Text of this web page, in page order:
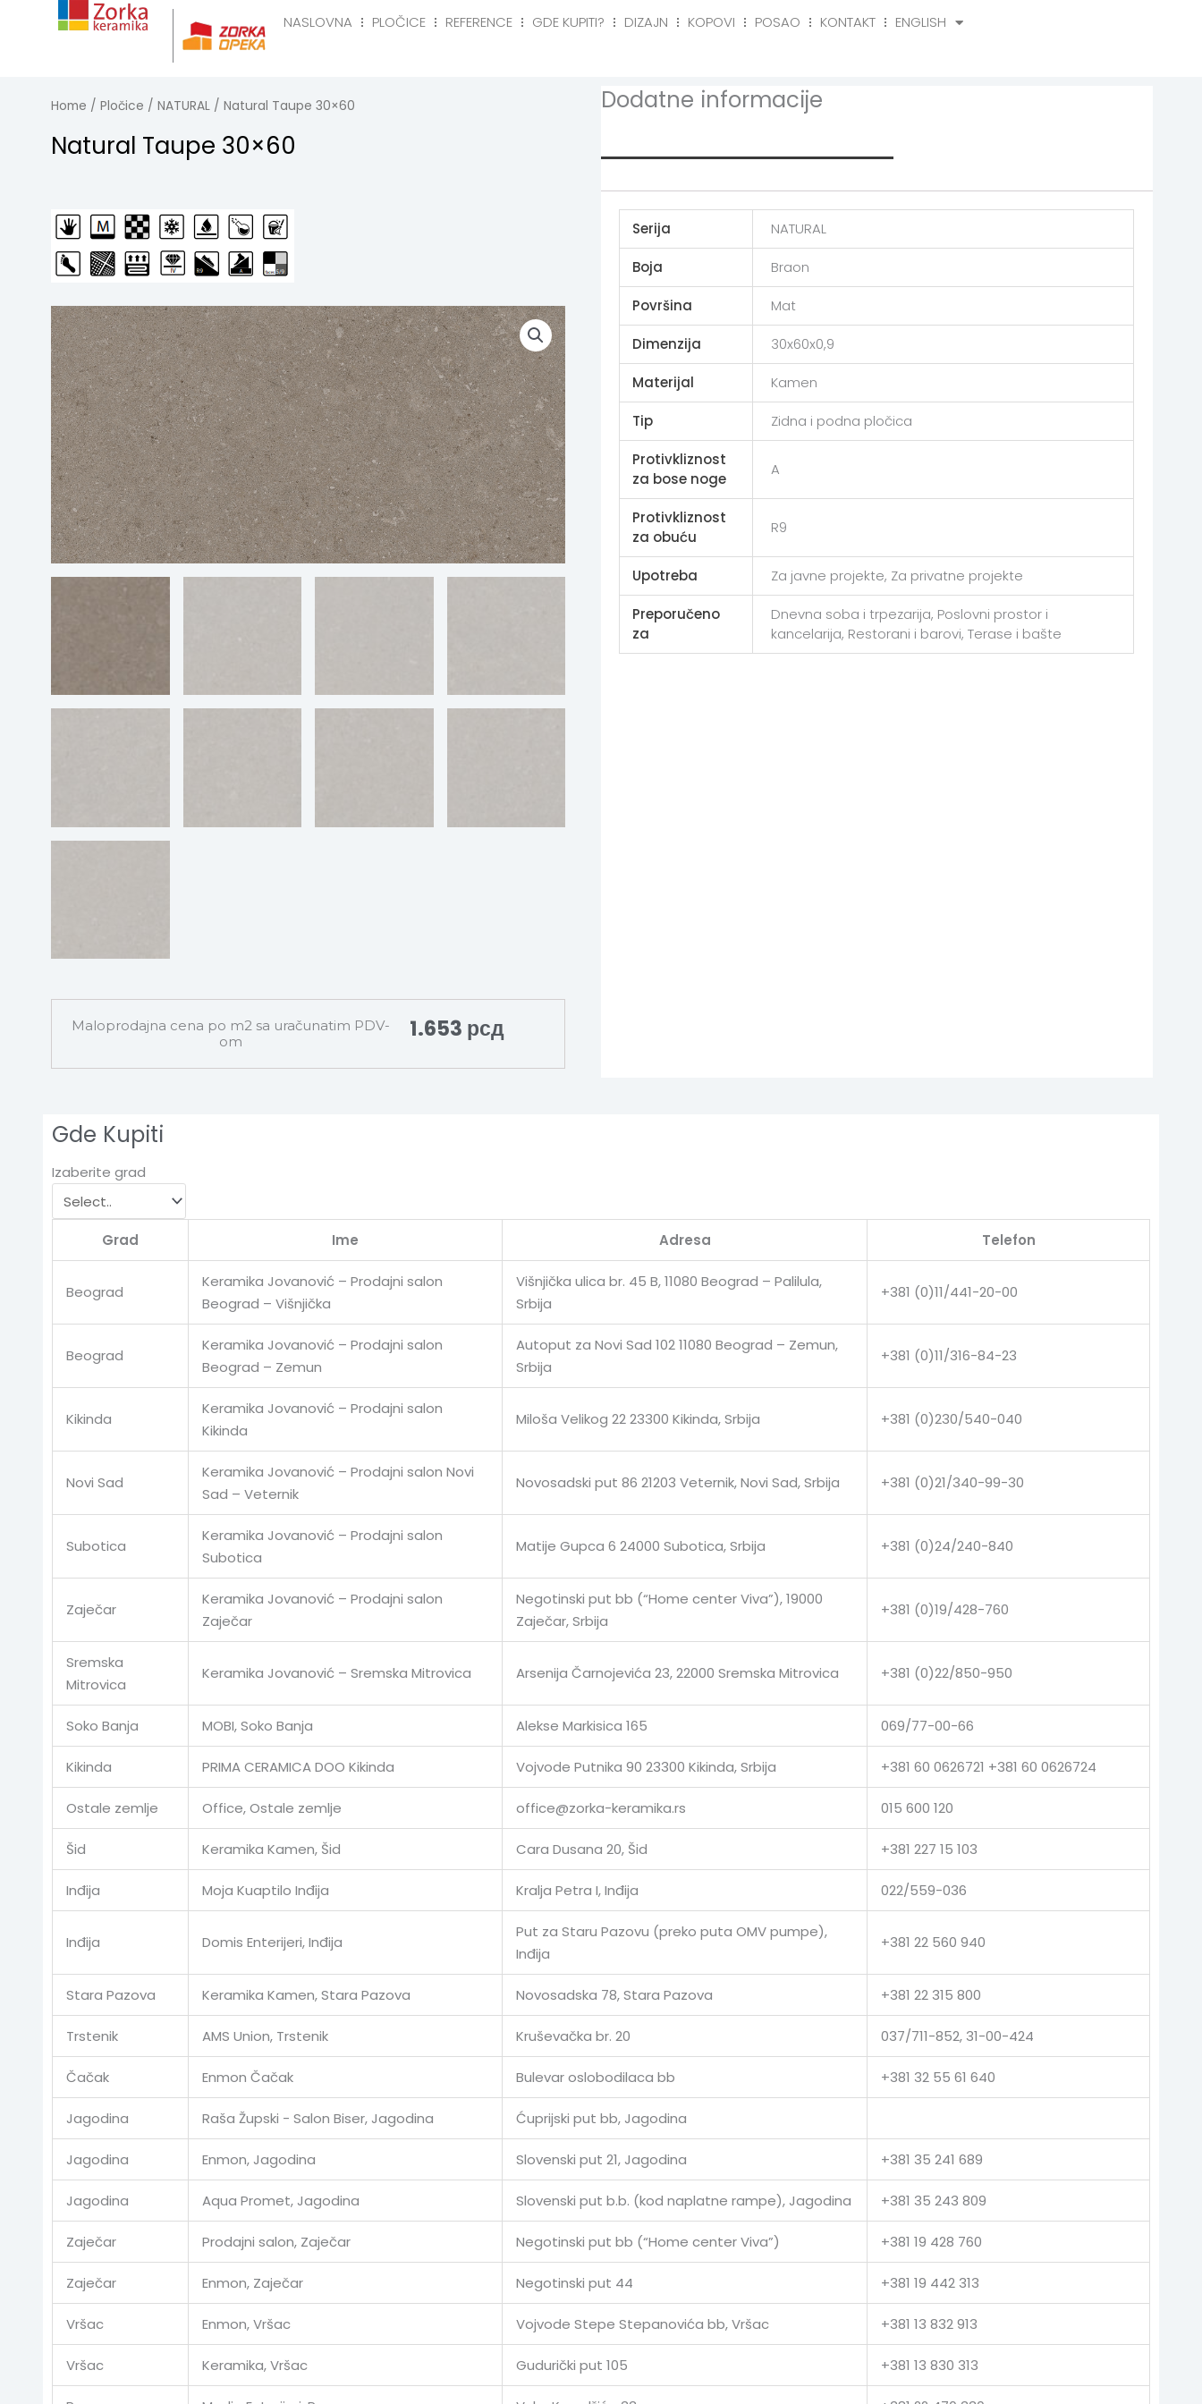
NASLOVNA PLOČICE REFERENCE GDE KUPITI? DIZAJN KOPOVI POSAO KONTAKT
ENGLISH
Naslovna
Home / Pločice / NATURAL / Natural Taupe 30×60
Natural Taupe 30×60
Maloprodajna cena po m2 sa uračunatim PDV-
om
1.653 рсд
Dodatne informacije
Serija NATURAL
Boja Braon
Površina Mat
Dimenzija 30x60x0,9
Materijal Kamen
Tip Zidna i podna pločica
Protivkliznost
za bose noge
A
Protivkliznost
za obuću
R9
Upotreba Za javne projekte, Za privatne projekte
Preporučeno
za
Dnevna soba i trpezarija, Poslovni prostor i
kancelarija, Restorani i barovi, Terase i bašte
Gde Kupiti
Izaberite grad
Grad Ime Adresa Telefon
Beograd
Keramika Jovanović – Prodajni salon
Beograd – Višnjička
Višnjička ulica br. 45 B, 11080 Beograd – Palilula,
Srbija
+381 (0)11/441-20-00
Beograd
Keramika Jovanović – Prodajni salon
Beograd – Zemun
Autoput za Novi Sad 102 11080 Beograd – Zemun,
Srbija
+381 (0)11/316-84-23
Kikinda
Keramika Jovanović – Prodajni salon
Kikinda
Miloša Velikog 22 23300 Kikinda, Srbija +381 (0)230/540-040
Novi Sad
Keramika Jovanović – Prodajni salon Novi
Sad – Veternik
Novosadski put 86 21203 Veternik, Novi Sad, Srbija +381 (0)21/340-99-30
Subotica
Keramika Jovanović – Prodajni salon
Subotica
Matije Gupca 6 24000 Subotica, Srbija +381 (0)24/240-840
Zaječar
Keramika Jovanović – Prodajni salon
Zaječar
Negotinski put bb (“Home center Viva”), 19000
Zaječar, Srbija
+381 (0)19/428-760
Sremska
Mitrovica
Keramika Jovanović – Sremska Mitrovica Arsenija Čarnojevića 23, 22000 Sremska Mitrovica +381 (0)22/850-950
Soko Banja MOBI, Soko Banja Alekse Markisica 165 069/77-00-66
Kikinda PRIMA CERAMICA DOO Kikinda Vojvode Putnika 90 23300 Kikinda, Srbija +381 60 0626721 +381 60 0626724
Ostale zemlje Office, Ostale zemlje office@zorka-keramika.rs 015 600 120
Šid Keramika Kamen, Šid Cara Dusana 20, Šid +381 227 15 103
Inđija Moja Kuaptilo Inđija Kralja Petra I, Inđija 022/559-036
Inđija Domis Enterijeri, Inđija
Put za Staru Pazovu (preko puta OMV pumpe),
Inđija
+381 22 560 940
Stara Pazova Keramika Kamen, Stara Pazova Novosadska 78, Stara Pazova +381 22 315 800
Trstenik AMS Union, Trstenik Kruševačka br. 20 037/711-852, 31-00-424
Čačak Enmon Čačak Bulevar oslobodilaca bb +381 32 55 61 640
Jagodina Raša Župski - Salon Biser, Jagodina Ćuprijski put bb, Jagodina
Jagodina Enmon, Jagodina Slovenski put 21, Jagodina +381 35 241 689
Jagodina Aqua Promet, Jagodina Slovenski put b.b. (kod naplatne rampe), Jagodina +381 35 243 809
Zaječar Prodajni salon, Zaječar Negotinski put bb (“Home center Viva”) +381 19 428 760
Zaječar Enmon, Zaječar Negotinski put 44 +381 19 442 313
Vršac Enmon, Vršac Vojvode Stepe Stepanovića bb, Vršac +381 13 832 913
Vršac Keramika, Vršac Gudurički put 105 +381 13 830 313